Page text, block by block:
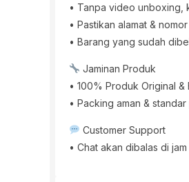
• Tanpa video unboxing,
• Pastikan alamat &
• Barang yang sudah
Jaminan Produk
• 100% Produk Original &
• Packing aman &
Customer Support
• Chat akan dibalas di